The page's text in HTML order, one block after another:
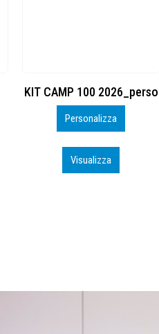
BSK600 – 5139960
Personalizza
Visualizza